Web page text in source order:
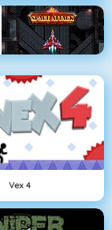
Vex 4